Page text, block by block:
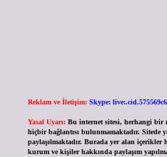
Reklam ve İletişim: Skype:
Yasal Uyarı: Bu internet sitesi, herhangi bir
hiçbir bağlantısı bulunmamaktadır. Sitede
paylaşılmaktadır. Burada yer alan içerikler
kurum ve kişiler hakkında paylaşım